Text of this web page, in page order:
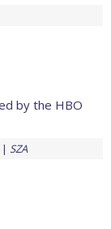
by the HBO
SZA